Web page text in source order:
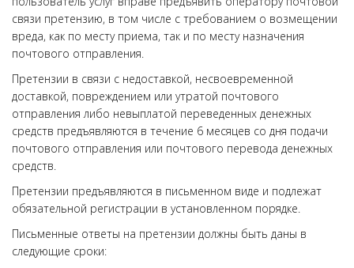
связи претензию, в том числе с требованием о возмещении
вреда, как по месту приема, так и по месту назначения
почтового отправления.
Претензии в связи с недоставкой, несвоевременной
доставкой, повреждением или утратой почтового
отправления либо невыплатой переведенных денежных
средств предъявляются в течение 6 месяцев со дня подачи
почтового отправления или почтового перевода денежных
средств.
Претензии предъявляются в письменном виде и подлежат
обязательной регистрации в установленном порядке.
Письменные ответы на претензии должны быть даны в
следующие сроки: